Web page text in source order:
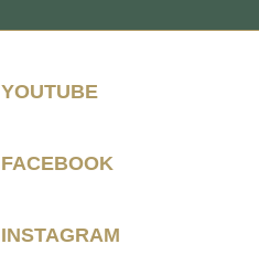
YOUTUBE
FACEBOOK
INSTAGRAM